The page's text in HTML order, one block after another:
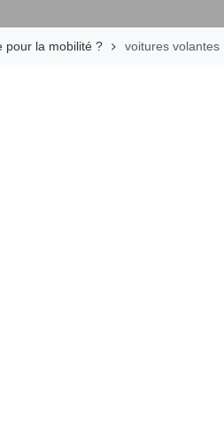
pour la mobilité ? voitures volantes